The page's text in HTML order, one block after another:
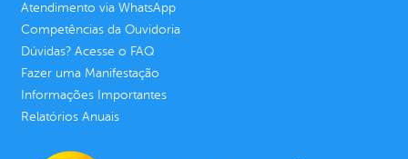
Atendimento via WhatsApp
Competências da Ouvidoria
Dúvidas? Acesse o FAQ
Fazer uma Manifestação
Informações Importantes
Relatórios Anuais